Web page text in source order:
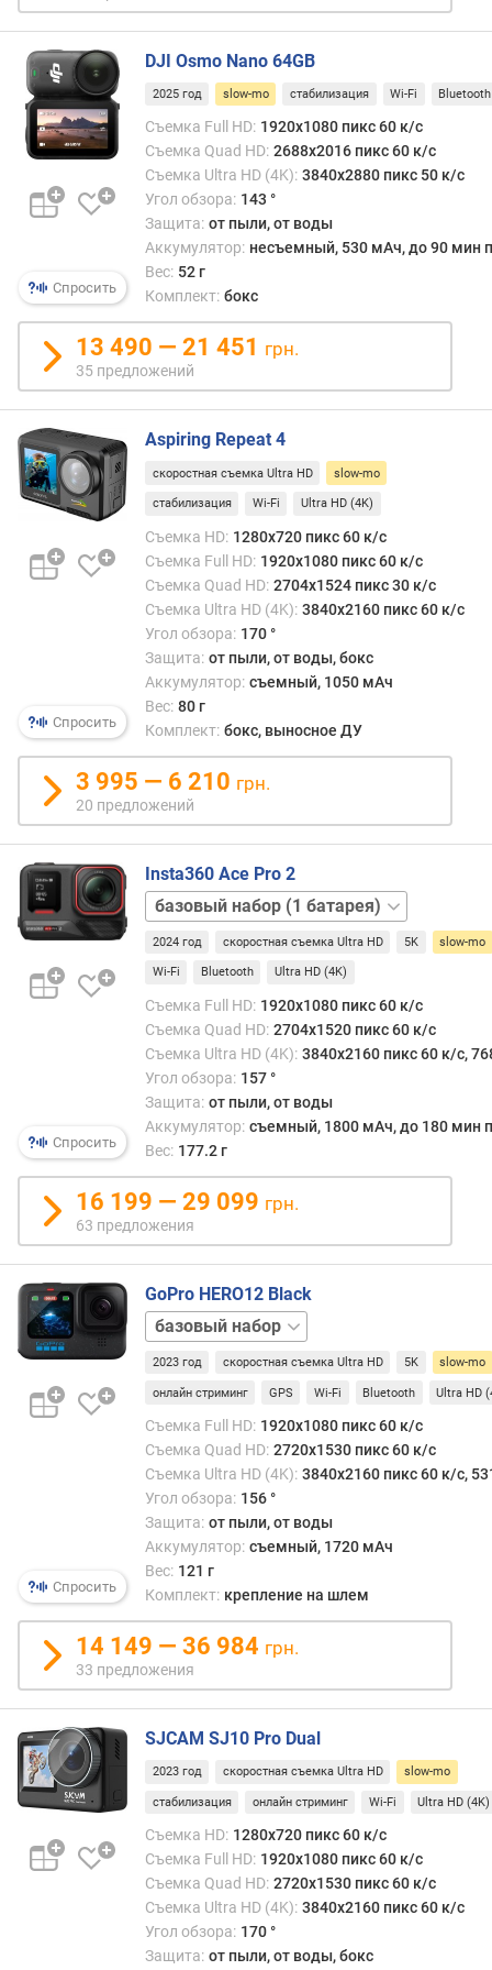
и
с
п
л
е
я
и
а
н
а
ь
о
н
т
а
н
п
я
"
)
т
и
ф
р
ь
н
г
W
i
-
F
B
t
h
U
S
B
-
C
в
е
с
и
Спросить
DJI Osmo Nano 64GB
2025 год slow-mo стабилизация Wi-Fi Bluetooth
Съемка Full HD: 1920x1080 пикс 60 к/с
Съемка Quad HD: 2688x2016 пикс 60 к/с
Съемка Ultra HD (4K): 3840x2880 пикс 50 к/с
Угол обзора: 143 °
Защита: от пыли, от воды
Аккумулятор: несъемный, 530 мАч, до 90 мин
Вес: 52 г
Комплект: бокс
13 490 — 21 451 грн.
35 предложений
Спросить
Aspiring Repeat 4
скоростная съемка Ultra HD slow-mo
стабилизация Wi-Fi Ultra HD (4K)
Съемка HD: 1280x720 пикс 60 к/с
Съемка Full HD: 1920x1080 пикс 60 к/с
Съемка Quad HD: 2704x1524 пикс 30 к/с
Съемка Ultra HD (4K): 3840x2160 пикс 60 к/с
Угол обзора: 170 °
Защита: от пыли, от воды, бокс
Аккумулятор: съемный, 1050 мАч
Вес: 80 г
Комплект: бокс, выносное ДУ
3 995 — 6 210 грн.
20 предложений
Спросить
Insta360 Ace Pro 2
базовый
набор
(2
батареи)
2024 год скоростная съемка Ultra HD 5K slow-mo
Wi-Fi Bluetooth Ultra HD (4K)
Съемка Full HD: 1920x1080 пикс 60 к/с
Съемка Quad HD: 2704x1520 пикс 60 к/с
Съемка Ultra HD (4K): 3840x2160 пикс 60 к/с,
Угол обзора: 157 °
Защита: от пыли, от воды
Аккумулятор: съемный, 1800 мАч, до 180 мин
Вес: 177.2 г
16 199 — 29 099 грн.
63 предложения
Спросить
GoPro HERO12 Black
Creator
KitSports
KitTravel
Kit
2023 год скоростная съемка Ultra HD 5K slow-mo
онлайн стриминг GPS Wi-Fi Bluetooth Ultra HD
Съемка Full HD: 1920x1080 пикс 60 к/с
Съемка Quad HD: 2720x1530 пикс 60 к/с
Съемка Ultra HD (4K): 3840x2160 пикс 60 к/с,
Угол обзора: 156 °
Защита: от пыли, от воды
Аккумулятор: съемный, 1720 мАч
Вес: 121 г
Комплект: крепление на шлем
14 149 — 36 984 грн.
33 предложения
SJCAM SJ10 Pro Dual
2023 год скоростная съемка Ultra HD slow-mo
стабилизация онлайн стриминг Wi-Fi Ultra HD (4K)
Съемка HD: 1280x720 пикс 60 к/с
Съемка Full HD: 1920x1080 пикс 60 к/с
Съемка Quad HD: 2720x1530 пикс 60 к/с
Съемка Ultra HD (4K): 3840x2160 пикс 60 к/с
Угол обзора: 170 °
Защита: от пыли, от воды, бокс